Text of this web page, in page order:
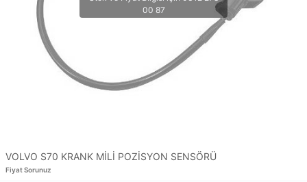
VOLVO S70 KRANK MİLİ POZİSYON SENSÖRÜ
Fiyat Sorunuz